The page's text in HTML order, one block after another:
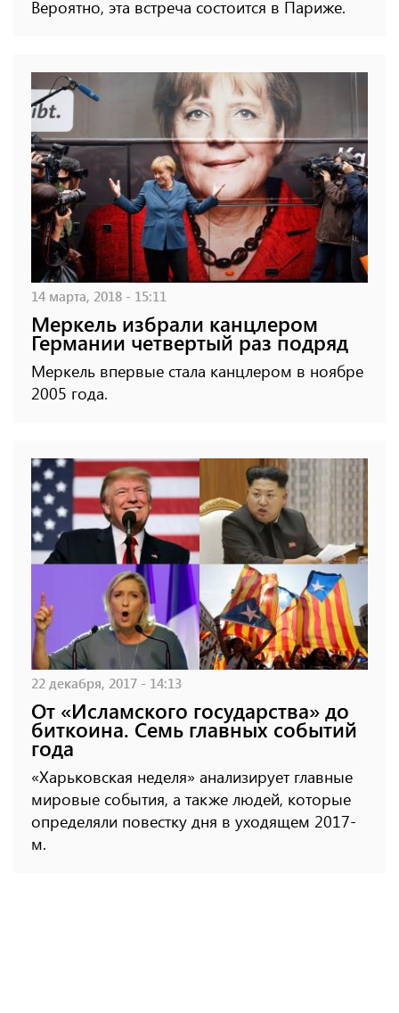
Вероятно, эта встреча состоится в Париже.
14 марта, 2018 - 15:11
Меркель избрали канцлером
Германии четвертый раз подряд
Меркель впервые стала канцлером в ноябре
2005 года.
22 декабря, 2017 - 14:13
От «Исламского государства» до
биткоина. Семь главных событий
года
«Харьковская неделя» анализирует главные
мировые события, а также людей, которые
определяли повестку дня в уходящем 2017-
м.